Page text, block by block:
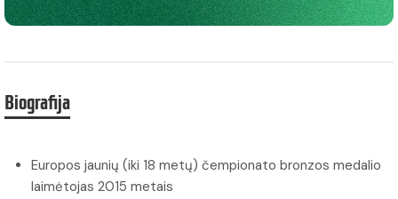
Biografija
Europos jaunių (iki 18 metų) čempionato bronzos medalio
laimėtojas 2015 metais